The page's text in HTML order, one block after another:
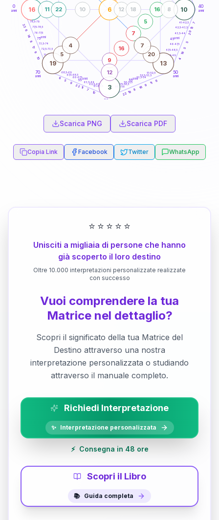
0
anni
40
anni
50
anni
60
70
anni
41-42,5
42,5-43,5
43,5-44
46-47,5
47,5-48,5
48,5-49
51-52,5
52,5-53,5
53,5-54
56-57,5
57,5-58,5
58,5-59
61-62,5
62,5-63,5
63,5-64
66-67,5
67,5-68,5
68,5-69
71-72,5
72,5-73,5
73,5-74
76-77,5
77,5-78,5
78,5-79 7
15
20
5
5
18
4
6
11
9
16
8
19
22
10
7
11
22
9
5
6
10
9
17
8
14
6
22
16 10
3
6
19 13
9
16
7
5
16
11 8
12
22 12 18
10
5
4
20
7
45anni
55anni
65anni
75anni
Scarica PNG Scarica PDF
Copia Link Facebook Twitter WhatsApp
⭐ ⭐ ⭐ ⭐ ⭐
Unisciti a migliaia di persone che hanno
già scoperto il loro destino
Oltre 10.000 interpretazioni personalizzate realizzate
con successo
Vuoi comprendere la tua
Matrice nel dettaglio?
Scopri il significato della tua Matrice del
Destino attraverso una nostra
interpretazione personalizzata o studiando
attraverso il manuale completo.
Richiedi Interpretazione
✨ Interpretazione personalizzata
⚡ Consegna in 48 ore
Scopri il Libro
📚 Guida completa